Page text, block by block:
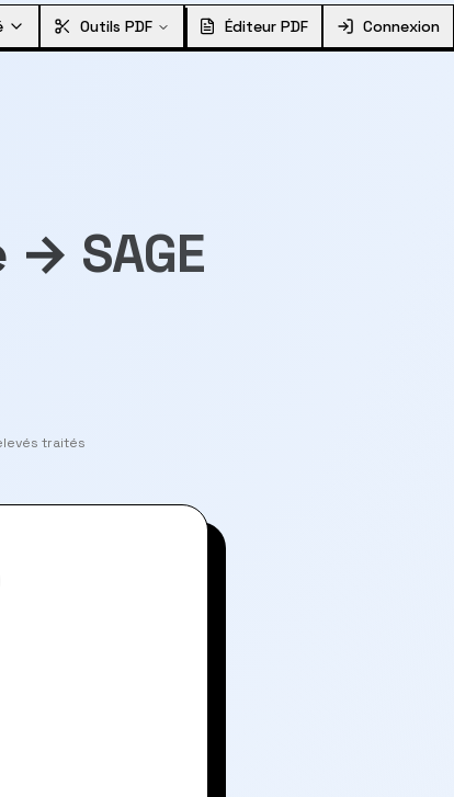
Outils PDF Éditeur PDF Connexion
→ SAGE
traités